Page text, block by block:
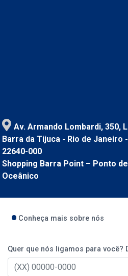
Av. Armando Lombardi, 350,
Barra da Tijuca - Rio de Janeiro
22640-000
Shopping Barra Point – Ponto
Oceânico
Conheça mais sobre nós
Quer que nós ligamos para você?